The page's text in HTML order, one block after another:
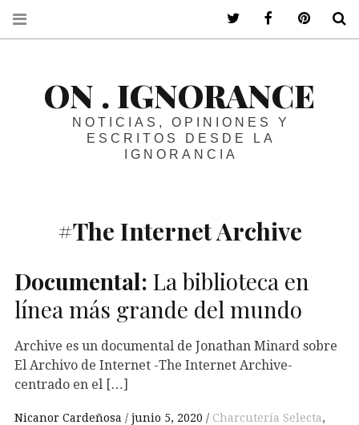
ON . IGNORANCE
NOTICIAS, OPINIONES Y
ESCRITOS DESDE LA
IGNORANCIA
#The Internet Archive
Documental: La biblioteca en
línea más grande del mundo
Archive es un documental de Jonathan Minard sobre
El Archivo de Internet -The Internet Archive-
centrado en el […]
Nicanor Cardeñosa junio 5, 2020 Charcutería Selecta,
ir a mi twitterir a mi facebook
ir a mi